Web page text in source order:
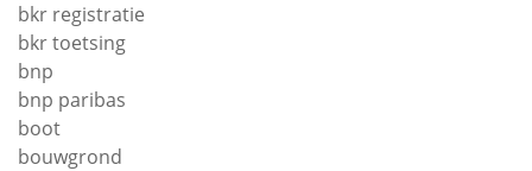
bkr registratie
bkr toetsing
bnp
bnp paribas
boot
bouwgrond